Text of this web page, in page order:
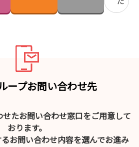
ープお問い合わせ先
たお問い合わせ窓口をご用意して
おります。
お問い合わせ内容を選んでお進み